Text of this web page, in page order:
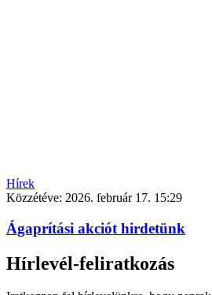
Hírek
Közzétéve: 2026. február 17. 15:29
Ágaprítási akciót hirdetünk
Hírlevél-feliratkozás